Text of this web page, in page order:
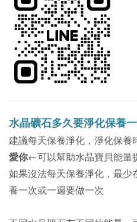
水晶礦石多久要淨化保養
建議每天保養淨化，淨化保養
愛你←可以幫助水晶寶貝能量
如果沒法每天保養淨化，最
養一次或一週要做一次